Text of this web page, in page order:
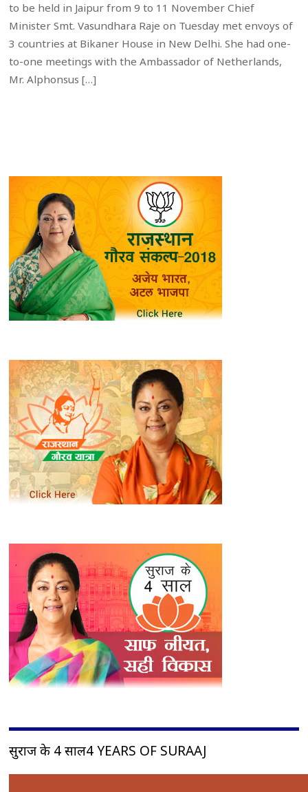
to be held in Jaipur from 9 to 11 November Chief
Minister Smt. Vasundhara Raje on Tuesday met envoys of
3 countries at Bikaner House in New Delhi. She had one-
to-one meetings with the Ambassador of Netherlands,
Mr. Alphonsus […]
सुराज के 4 साल4 YEARS OF SURAAJ